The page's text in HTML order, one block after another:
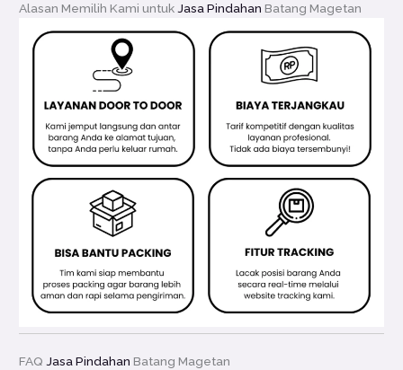
Alasan Memilih Kami untuk Jasa Pindahan Batang Magetan
FAQ Jasa Pindahan Batang Magetan